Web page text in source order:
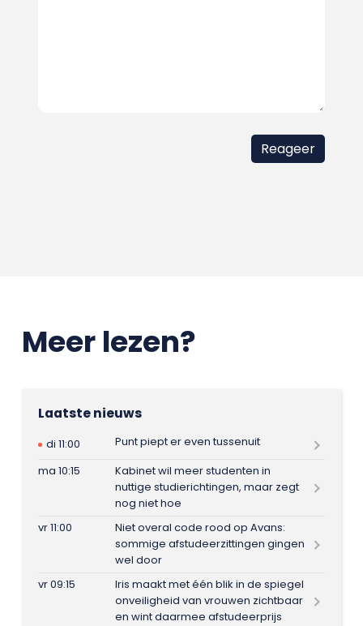
Meer lezen?
Laatste nieuws
di 11:00
Punt piept er even tussenuit
ma 10:15
Kabinet wil meer studenten in
nuttige studierichtingen, maar zegt
nog niet hoe
vr 11:00
Niet overal code rood op Avans:
sommige afstudeerzittingen gingen
wel door
vr 09:15
Iris maakt met één blik in de spiegel
onveiligheid van vrouwen zichtbaar
en wint daarmee afstudeerprijs